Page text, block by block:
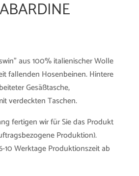
aus 100% italienischer Wolle
fallenden Hosenbeinen. Hintere
Gesäßtasche,
verdeckten Taschen.
fertigen wir für Sie das Produkt
Produktion).
10 Werktage Produktionszeit ab